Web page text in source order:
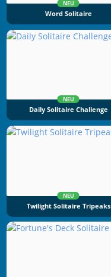
NEU
Word Solitaire
NEU
Daily Solitaire Challenge
NEU
Twilight Solitaire Tripeaks